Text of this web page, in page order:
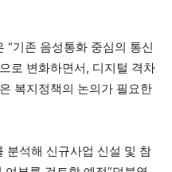
“기존 음성통화 중심의 통신
로 변화하면서, 디지털 격차
복지정책의 논의가 필요한
분석해 신규사업 신설 및 참